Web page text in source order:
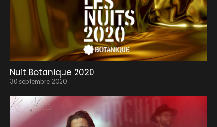
Nuit Botanique 2020
30 septembre 2020